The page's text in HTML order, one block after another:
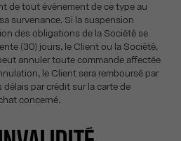
de tout événement de ce type au
survenance. Si la suspension
des obligations de la Société se
(30) jours, le Client ou la Société,
annuler toute commande affectée
le Client sera remboursé par
par crédit sur la carte de
concerné.